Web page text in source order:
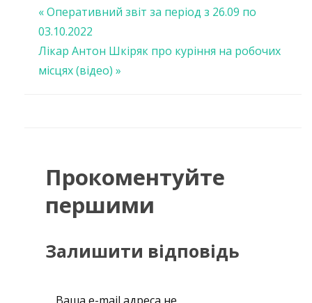
Навігація
записів
« Оперативний звіт за період з 26.09 по
03.10.2022
Лікар Антон Шкіряк про куріння на робочих
місцях (відео) »
Прокоментуйте
першими
Залишити відповідь